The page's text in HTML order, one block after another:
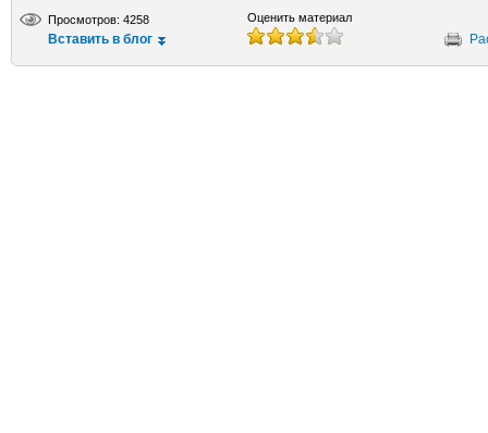
Просмотров: 4258
Вставить в блог
Оценить материал